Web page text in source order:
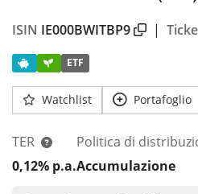
ISIN IE000BWITBP9 |
ETF
Watchlist Portafoglio
TER
0,12% p.a.
Politica di
Accumulazione